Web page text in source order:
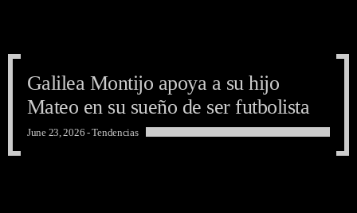
Galilea Montijo apoya a su hijo
Mateo en su sueño de ser futbolista
June 23, 2026 -Tendencias